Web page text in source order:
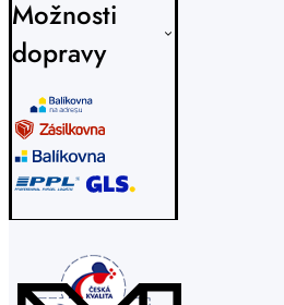
Možnosti
dopravy